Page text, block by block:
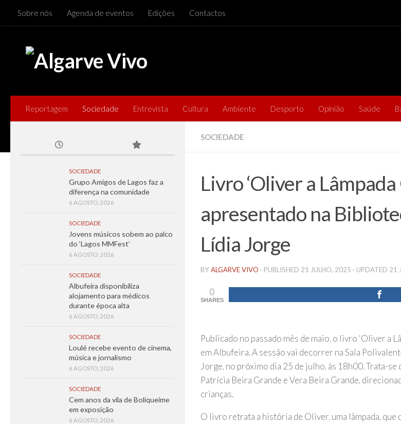
Skip to content
Sobre nós Agenda de eventos Edições Contactos
Reportagem Sociedade Entrevista Cultura Ambiente Desporto Opinião Saúde
SOCIEDADE
Livro ‘Oliver a Lâmpada
apresentado na
Lídia Jorge
BY ALGARVE VIVO · PUBLISHED 21 JULHO, 2025 · UPDATED 21
0
SHARES
Publicado no passado mês de maio, o livro ‘Oliver a
em Albufeira. A sessão vai decorrer na Sala
Jorge, no próximo dia 25 de julho, às 18h00. Trata-se
Patrícia Beira Grande e Vera Beira Grande,
crianças.
O livro retrata a história de Oliver, uma lâmpada, que
SOCIEDADE
Grupo Amigos de Lagos faz a
diferença na comunidade
6 AGOSTO, 2026
SOCIEDADE
Jovens músicos sobem ao palco
do ‘Lagos MMFest’
6 AGOSTO, 2026
SOCIEDADE
Albufeira disponibiliza
alojamento para médicos
durante época alta
6 AGOSTO, 2026
SOCIEDADE
Loulé recebe evento de cinema,
música e jornalismo
6 AGOSTO, 2026
SOCIEDADE
Cem anos da vila de Boliqueime
em exposição
6 AGOSTO, 2026